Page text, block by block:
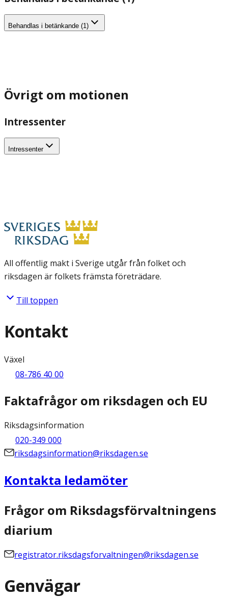
Behandlas i betänkande (1)
Övrigt om motionen
Intressenter
Intressenter
All offentlig makt i Sverige utgår från folket och
riksdagen är folkets främsta företrädare.
Till toppen
Kontakt
Växel
08-786 40 00
Faktafrågor om riksdagen och EU
Riksdagsinformation
020-349 000
riksdagsinformation@riksdagen.se
Kontakta ledamöter
Frågor om Riksdagsförvaltningens
diarium
registrator.riksdagsforvaltningen@riksdagen.se
Genvägar